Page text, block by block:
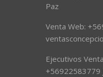
Paz
Venta Web:
Ejecutivos
+56922583779